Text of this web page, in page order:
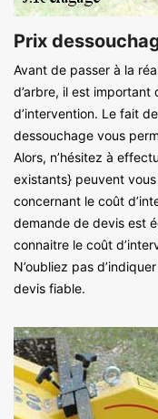
Prix
Avant de passer à la
d’arbre, il est
d’intervention. Le fait
dessouchage vous
Alors, n’hésitez à
existants} peuvent
concernant le coût
demande de devis est
connaitre le coût
N’oubliez pas
devis fiable.